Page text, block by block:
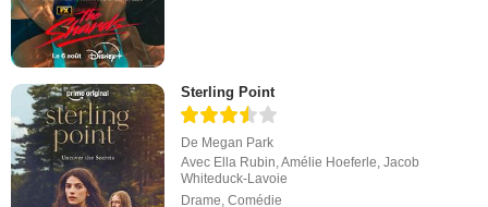
Sterling Point
De Megan Park
Avec Ella Rubin ,Amélie Hoeferle ,Jacob
Whiteduck-Lavoie
Drame ,Comédie